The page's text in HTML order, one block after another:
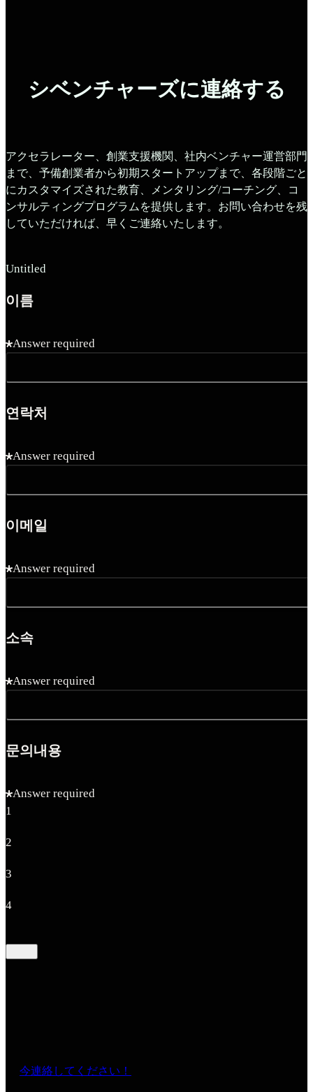
シベンチャーズに連絡する
アクセラレーター、創業支援機関、社内ベンチャー運営部門
まで、予備創業者から初期スタートアップまで、各段階ごと
にカスタマイズされた教育、メンタリング/コーチング、コ
ンサルティングプログラムを提供します。お問い合わせを残
していただければ、早くご連絡いたします。
Untitled
이름
Answer required
연락처
Answer required
이메일
Answer required
소속
Answer required
문의내용
Answer required
1
2
3
4
今連絡してください！